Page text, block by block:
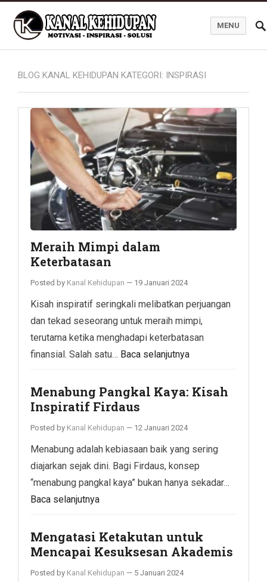
Blog Kanal Kehidupan
MENU
BLOG KANAL KEHIDUPAN KATEGORI: INSPIRASI
Meraih Mimpi dalam
Keterbatasan
Posted by Kanal Kehidupan — 19 Januari 2024
Kisah inspiratif seringkali melibatkan perjuangan
dan tekad seseorang untuk meraih mimpi,
terutama ketika menghadapi keterbatasan
finansial. Salah satu… Baca selanjutnya
Menabung Pangkal Kaya: Kisah
Inspiratif Firdaus
Posted by Kanal Kehidupan — 12 Januari 2024
Menabung adalah kebiasaan baik yang sering
diajarkan sejak dini. Bagi Firdaus, konsep
“menabung pangkal kaya” bukan hanya sekadar…
Baca selanjutnya
Mengatasi Ketakutan untuk
Mencapai Kesuksesan Akademis
Posted by Kanal Kehidupan — 5 Januari 2024